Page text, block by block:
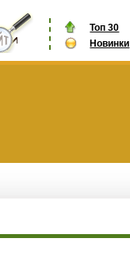
Топ 30
Новинки